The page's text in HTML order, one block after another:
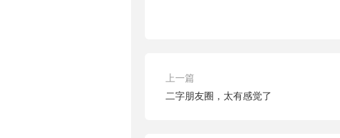
上一篇
二字朋友圈，太有感觉了